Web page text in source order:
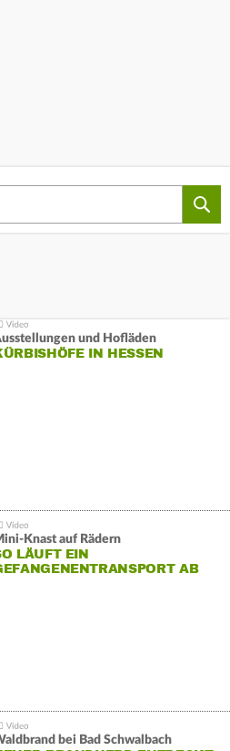
und Hofläden
IN HESSEN
Knast auf Rädern
LÄUFT EIN
AB
bei Bad Schwalbach